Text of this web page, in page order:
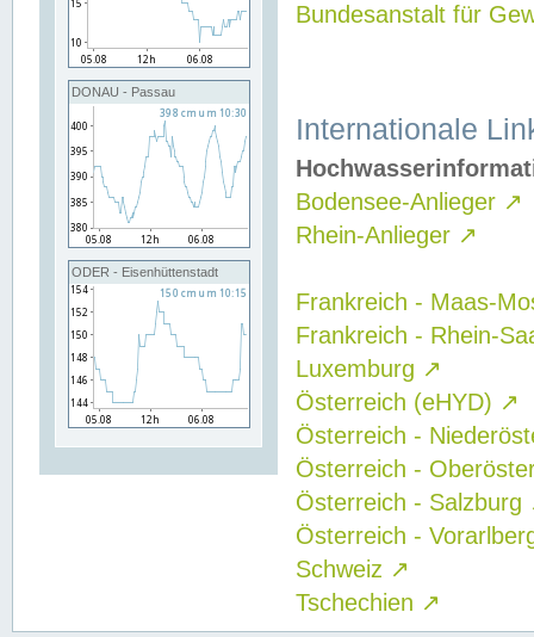
DONAU - Passau
ODER - Eisenhüttenstadt
Bundesanstalt für
Internationale
Bodensee-Anlieger ↗
Rhein-Anlieger ↗
Frankreich - Maas-
Frankreich - Rhein-
Luxemburg ↗
Österreich (eHYD) ↗
Österreich -
Österreich -
Österreich - Salzburg
Österreich -
Schweiz ↗
Tschechien ↗